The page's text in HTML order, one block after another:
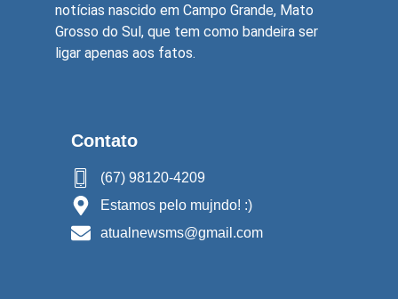
notícias nascido em Campo Grande, Mato
Grosso do Sul, que tem como bandeira ser
ligar apenas aos fatos.
Contato
(67) 98120-4209
Estamos pelo mujndo! :)
atualnewsms@gmail.com